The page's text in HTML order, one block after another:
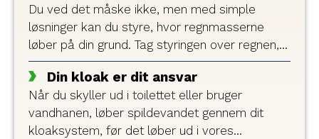
Du ved det måske ikke, men med simple
løsninger kan du styre, hvor regnmasserne
løber på din grund. Tag styringen over regnen,
og brug regnvandet aktivt som en ressource,
der sparer dig penge og besvær.
Din kloak er dit ansvar
Når du skyller ud i toilettet eller bruger
vandhanen, løber spildevandet gennem dit
kloaksystem, før det løber ud i vores